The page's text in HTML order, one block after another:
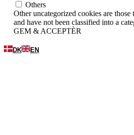
Others
Other uncategorized cookies are those
and have not been classified into a
GEM & ACCEPTÈR
DK EN